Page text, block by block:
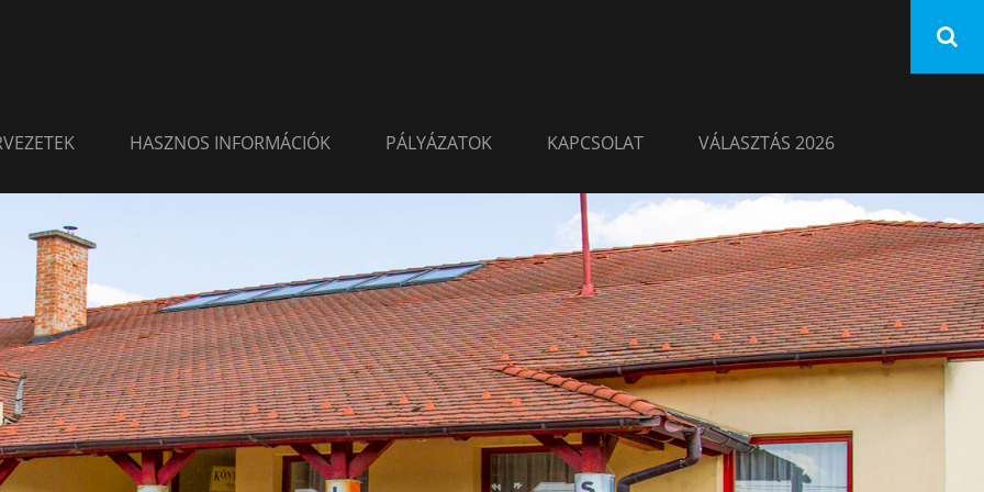
HASZNOS INFORMÁCIÓK PÁLYÁZATOK KAPCSOLAT VÁLASZTÁS 2026